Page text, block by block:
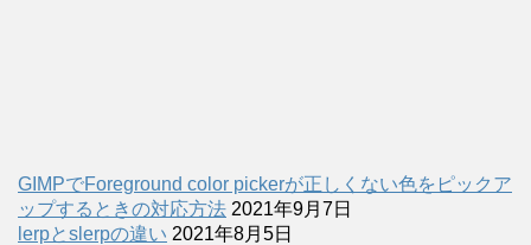
GIMPでForeground color pickerが正しくない色をピックア
ップするときの対応方法 2021年9月7日
lerpとslerpの違い 2021年8月5日